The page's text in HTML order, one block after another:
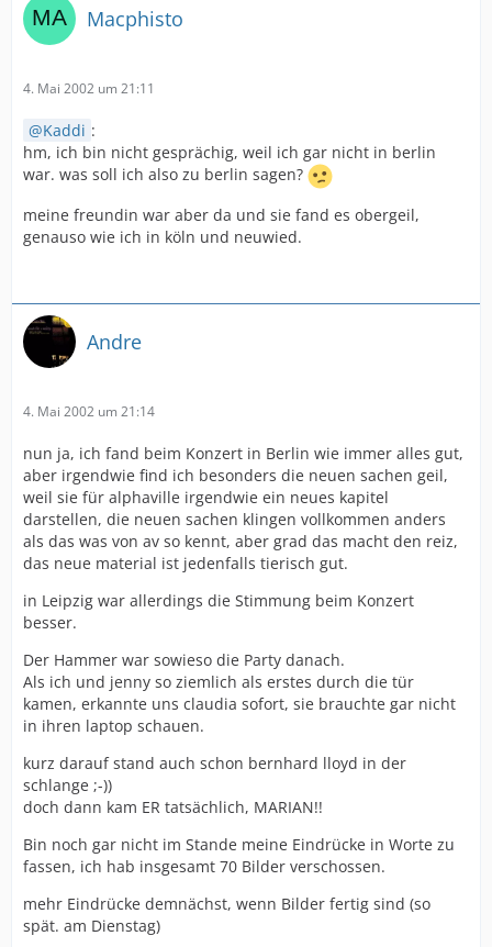
Macphisto
4. Mai 2002 um 21:11
Kaddi :
hm, ich bin nicht gesprächig, weil ich gar nicht in berlin
war. was soll ich also zu berlin sagen?
meine freundin war aber da und sie fand es obergeil,
genauso wie ich in köln und neuwied.
Andre
4. Mai 2002 um 21:14
nun ja, ich fand beim Konzert in Berlin wie immer alles gut,
aber irgendwie find ich besonders die neuen sachen geil,
weil sie für alphaville irgendwie ein neues kapitel
darstellen, die neuen sachen klingen vollkommen anders
als das was von av so kennt, aber grad das macht den reiz,
das neue material ist jedenfalls tierisch gut.
in Leipzig war allerdings die Stimmung beim Konzert
besser.
Der Hammer war sowieso die Party danach.
Als ich und jenny so ziemlich als erstes durch die tür
kamen, erkannte uns claudia sofort, sie brauchte gar nicht
in ihren laptop schauen.
kurz darauf stand auch schon bernhard lloyd in der
schlange ;-))
doch dann kam ER tatsächlich, MARIAN!!
Bin noch gar nicht im Stande meine Eindrücke in Worte zu
fassen, ich hab insgesamt 70 Bilder verschossen.
mehr Eindrücke demnächst, wenn Bilder fertig sind (so
spät. am Dienstag)